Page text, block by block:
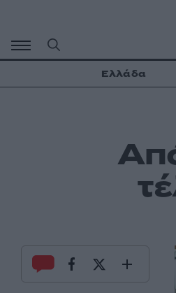
περιεχόμενο
Ελλάδα